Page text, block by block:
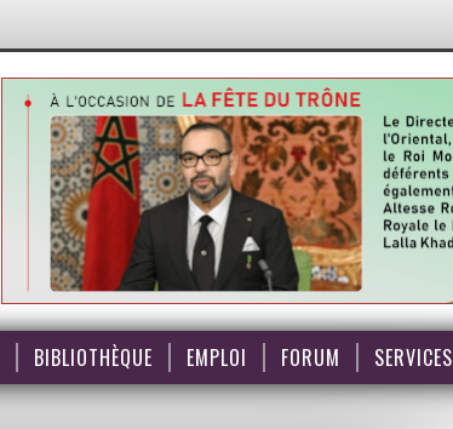
BIBLIOTHÈQUE EMPLOI FORUM SERVICES